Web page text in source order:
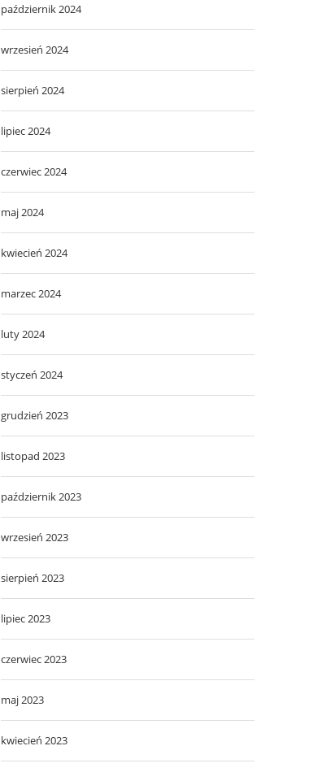
październik 2024
wrzesień 2024
sierpień 2024
lipiec 2024
czerwiec 2024
maj 2024
kwiecień 2024
marzec 2024
luty 2024
styczeń 2024
grudzień 2023
listopad 2023
październik 2023
wrzesień 2023
sierpień 2023
lipiec 2023
czerwiec 2023
maj 2023
kwiecień 2023